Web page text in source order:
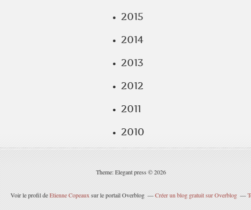
2015
2014
2013
2012
2011
2010
Theme: Elegant press © 2026
Voir le profil deEtienne Copeaux sur le portail Overblog Créer un blog gratuit sur Overblog